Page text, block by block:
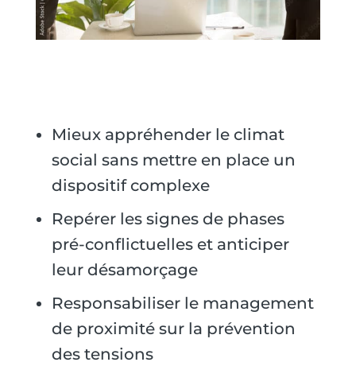
Mieux appréhender le climat
social sans mettre en place un
dispositif complexe
Repérer les signes de phases
pré-conflictuelles et anticiper
leur désamorçage
Responsabiliser le management
de proximité sur la prévention
des tensions